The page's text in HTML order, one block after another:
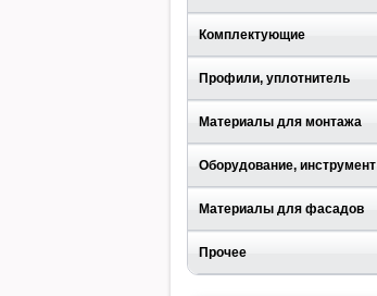
Комплектующие
Профили, уплотнитель
Материалы для монтажа
Оборудование, инструмент
Материалы для фасадов
Прочее